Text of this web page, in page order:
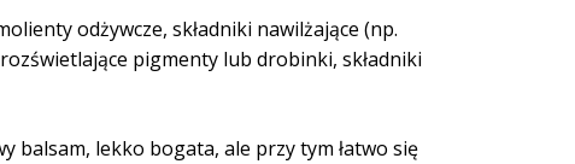
odżywcze, składniki nawilżające (np.
pigmenty lub drobinki, składniki
balsam, lekko bogata, ale przy tym łatwo się